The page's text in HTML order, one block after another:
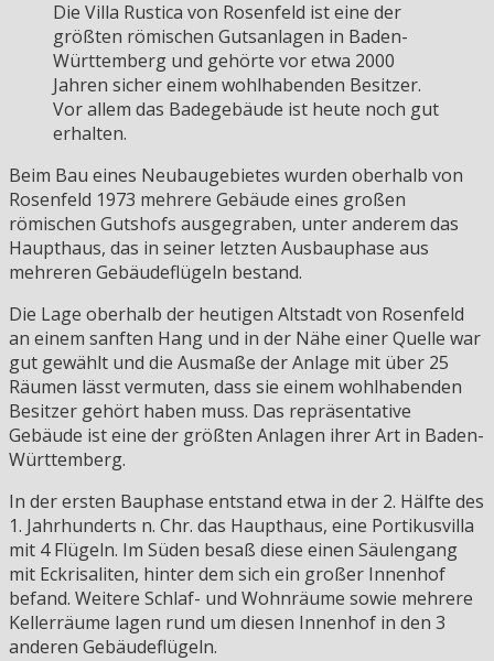
Die Villa Rustica von Rosenfeld ist eine der
größten römischen Gutsanlagen in Baden-
Württemberg und gehörte vor etwa 2000
Jahren sicher einem wohlhabenden Besitzer.
Vor allem das Badegebäude ist heute noch gut
erhalten.
Beim Bau eines Neubaugebietes wurden oberhalb von
Rosenfeld 1973 mehrere Gebäude eines großen
römischen Gutshofs ausgegraben, unter anderem das
Haupthaus, das in seiner letzten Ausbauphase aus
mehreren Gebäudeflügeln bestand.
Die Lage oberhalb der heutigen Altstadt von Rosenfeld
an einem sanften Hang und in der Nähe einer Quelle war
gut gewählt und die Ausmaße der Anlage mit über 25
Räumen lässt vermuten, dass sie einem wohlhabenden
Besitzer gehört haben muss. Das repräsentative
Gebäude ist eine der größten Anlagen ihrer Art in Baden-
Württemberg.
In der ersten Bauphase entstand etwa in der 2. Hälfte des
1. Jahrhunderts n. Chr. das Haupthaus, eine Portikusvilla
mit 4 Flügeln. Im Süden besaß diese einen Säulengang
mit Eckrisaliten, hinter dem sich ein großer Innenhof
befand. Weitere Schlaf- und Wohnräume sowie mehrere
Kellerräume lagen rund um diesen Innenhof in den 3
anderen Gebäudeflügeln.